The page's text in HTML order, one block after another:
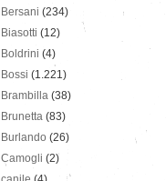
Bersani (234)
Biasotti (12)
Boldrini (4)
Bossi (1.221)
Brambilla (38)
Brunetta (83)
Burlando (26)
Camogli (2)